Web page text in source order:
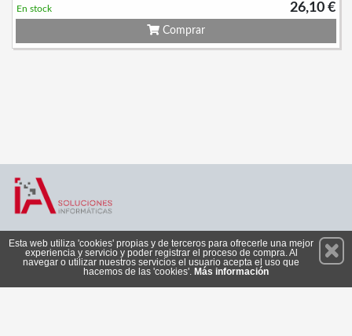
26,10 €
En stock
Comprar
Suscríbete
Esta web utiliza 'cookies' propias y de terceros para ofrecerle una mejor
experiencia y servicio y poder registrar el proceso de compra. Al
navegar o utilizar nuestros servicios el usuario acepta el uso que
hacemos de las 'cookies'. Más información